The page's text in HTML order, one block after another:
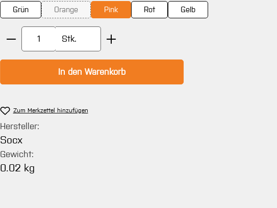
Grün Orange
(Diese Option ist zurzeit nicht verfügbar.)
Pink Rot Gelb
Produkt Anzahl: Gib den gewünschten Wert ein
Stk.
In den Warenkorb
Zum Merkzettel hinzufügen
Hersteller:
Socx
Gewicht:
0.02 kg